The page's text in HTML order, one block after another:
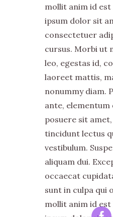
mollit anim id
ipsum dolor sit
consectetuer
cursus. Morbi ut
leo, egestas id,
laoreet mattis,
nonummy diam.
ante, elementum
posuere sit amet,
tincidunt lectus
vestibulum.
aliquam dui.
occaecat
sunt in culpa qui
mollit anim id